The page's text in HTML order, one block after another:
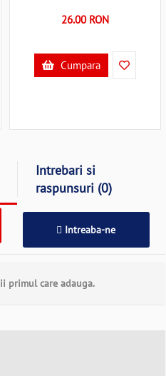
26.00 RON
Cumpara
Intrebari si
raspunsuri (0)
Intreaba-ne
primul care adauga.